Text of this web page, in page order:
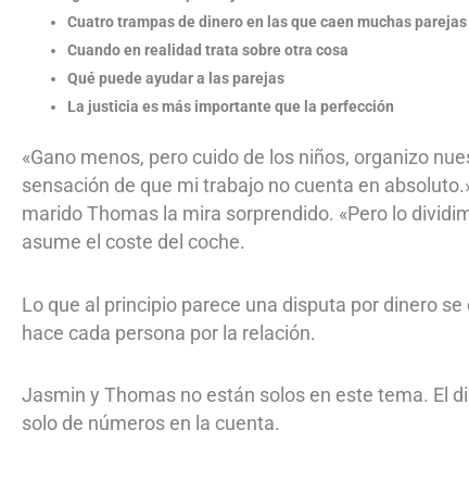
Cuatro trampas de dinero en las que caen muchas parejas
Cuando en realidad trata sobre otra cosa
Qué puede ayudar a las parejas
La justicia es más importante que la perfección
«Gano menos, pero cuido de los niños, organizo
sensación de que mi trabajo no cuenta en
marido Thomas la mira sorprendido. «Pero lo
asume el coste del coche.
Lo que al principio parece una disputa por dinero
hace cada persona por la relación.
Jasmin y Thomas no están solos en este tema. El
solo de números en la cuenta.